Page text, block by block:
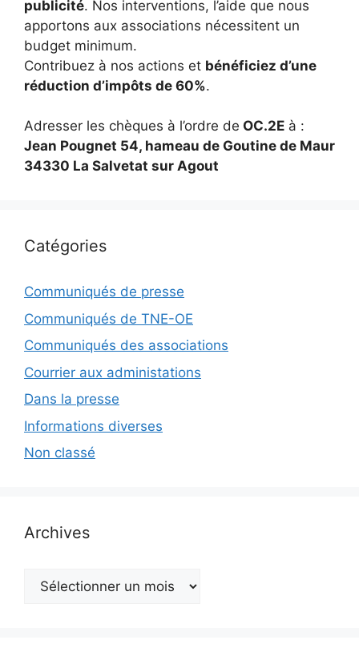
publicité. Nos interventions, l’aide que nous
apportons aux associations nécessitent un
budget minimum.
Contribuez à nos actions et bénéficiez d’une
réduction d’impôts de 60%.
Adresser les chèques à l’ordre de OC.2E à :
Jean Pougnet 54, hameau de Goutine de Maur
34330 La Salvetat sur Agout
Catégories
Communiqués de presse
Communiqués de TNE-OE
Communiqués des associations
Courrier aux administations
Dans la presse
Informations diverses
Non classé
Archives
Archives